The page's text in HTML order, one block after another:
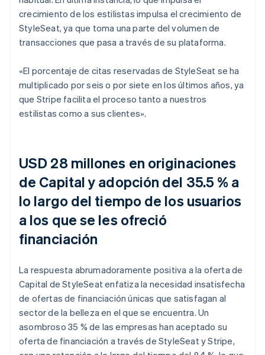
crecimiento de los estilistas impulsa el crecimiento de
StyleSeat, ya que toma una parte del volumen de
transacciones que pasa a través de su plataforma.
«El porcentaje de citas reservadas de StyleSeat se ha
multiplicado por seis o por siete en los últimos años, ya
que Stripe facilita el proceso tanto a nuestros
estilistas como a sus clientes».
USD 28 millones en originaciones
de Capital y adopción del 35.5 % a
lo largo del tiempo de los usuarios
a los que se les ofreció
financiación
La respuesta abrumadoramente positiva a la oferta de
Capital de StyleSeat enfatiza la necesidad insatisfecha
de ofertas de financiación únicas que satisfagan al
sector de la belleza en el que se encuentra. Un
asombroso 35 % de las empresas han aceptado su
oferta de financiación a través de StyleSeat y Stripe,